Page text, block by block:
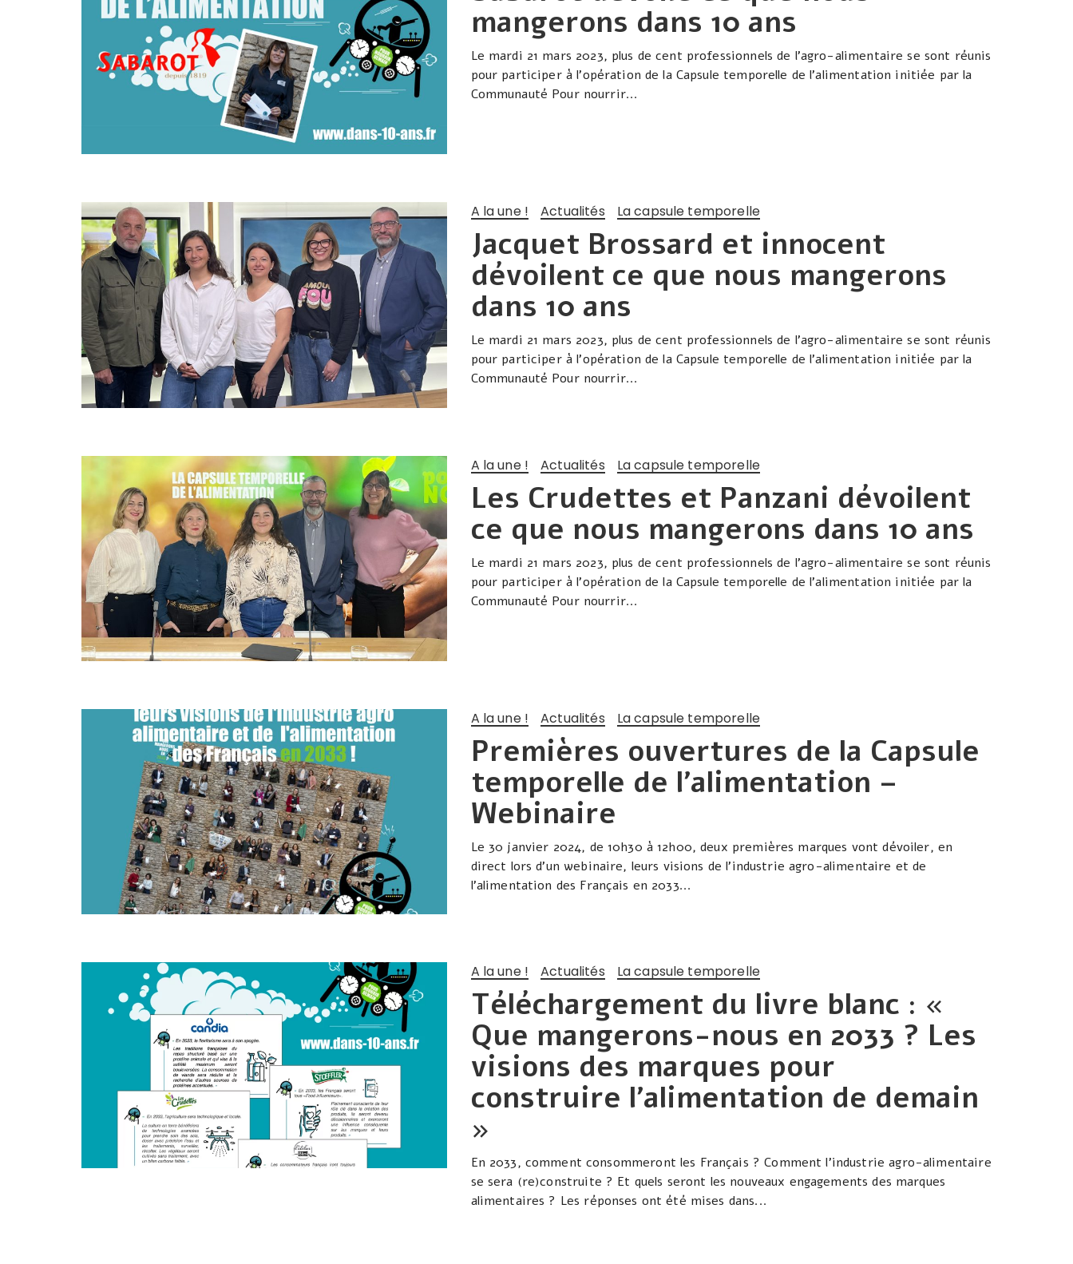
mangerons dans 10 ans
Le mardi 21 mars 2023, plus de cent professionnels de l’agro-alimentaire se sont réunis
pour participer à l’opération de la Capsule temporelle de l’alimentation initiée par la
Communauté Pour nourrir...
A la une ! Actualités La capsule temporelle
Jacquet Brossard et innocent
dévoilent ce que nous mangerons
dans 10 ans
Le mardi 21 mars 2023, plus de cent professionnels de l’agro-alimentaire se sont réunis
pour participer à l’opération de la Capsule temporelle de l’alimentation initiée par la
Communauté Pour nourrir...
A la une ! Actualités La capsule temporelle
Les Crudettes et Panzani dévoilent
ce que nous mangerons dans 10 ans
Le mardi 21 mars 2023, plus de cent professionnels de l’agro-alimentaire se sont réunis
pour participer à l’opération de la Capsule temporelle de l’alimentation initiée par la
Communauté Pour nourrir...
A la une ! Actualités La capsule temporelle
Premières ouvertures de la Capsule
temporelle de l’alimentation –
Webinaire
Le 30 janvier 2024, de 10h30 à 12h00, deux premières marques vont dévoiler, en
direct lors d’un webinaire, leurs visions de l’industrie agro-alimentaire et de
l’alimentation des Français en 2033...
A la une ! Actualités La capsule temporelle
Téléchargement du livre blanc : «
Que mangerons-nous en 2033 ? Les
visions des marques pour
construire l’alimentation de demain
»
En 2033, comment consommeront les Français ? Comment l’industrie agro-alimentaire
se sera (re)construite ? Et quels seront les nouveaux engagements des marques
alimentaires ? Les réponses ont été mises dans...